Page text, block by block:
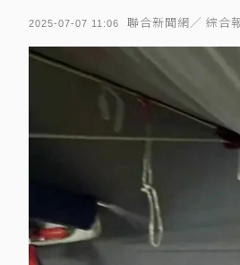
2025-07-07 11:06 聯合新聞網／ 綜合